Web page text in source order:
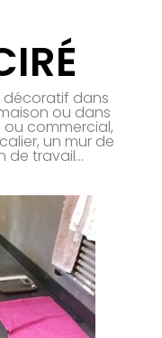
décoratif dans
ou dans
commercial,
un mur de
de travail...